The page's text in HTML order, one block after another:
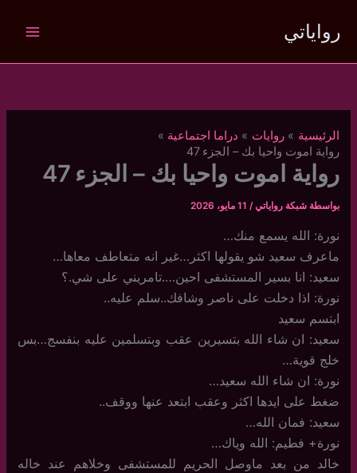
المحتوى
رواياتي
الرئيسية روايات
دراما اجتماعية
رواية اموت واحيا بك – الجزء 47
رواية اموت واحيا بك – الجزء 47
بواسطة شبكة رواياتي/ 11 مايو، 2026
نورة: الله يسمع منك…
ماعرف سعيد شو يقولها اكثر…غير انه متعاطف معاها…
سعيد: انا بسير المستشفى احين….تامريني على شي.؟
نورة: اذا دخلت على ناصر وشافك..سلم عليه..
ابتسم سعيد
سعيد: ان شاء الله بتسيرين عقب وبتسلمين عليه بنفسج…بس
خلج قوية…
نورة: ان شاء الله سعيد…
ضغط على ايدها اكثر وعقب ابتعد عنها ووقف..
سعيد: فمان الله…
نورة+ فطيم: الله وياك…
خالد من بعد ماوصل الحريم للمستشفى وخلاهم عند خاله